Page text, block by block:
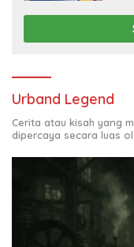
Urband Legend
Cerita atau kisah yang
dipercaya secara luas